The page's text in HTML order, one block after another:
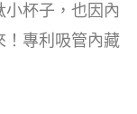
杯子，也因內
！專利吸管內藏